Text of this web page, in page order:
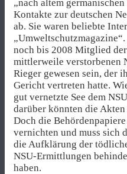
„nach altem
Kontakte zur deutschen
ab. Sie waren beliebte
noch bis 2008 Mitglied
mittlerweile verstorbenen
Rieger gewesen sein, der
Gericht vertreten hatte.
gut vernetzte See dem
darüber könnten die
Doch die
vernichten und muss sich
die Aufklärung der
NSU-Ermittlungen
haben.